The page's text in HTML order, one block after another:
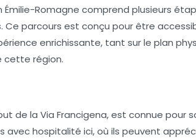
Émilie-Romagne comprend plusieurs
parcours est conçu pour être
enrichissante, tant sur le plan
cette région.
de la Via Francigena, est connue pour
avec hospitalité ici, où ils peuvent